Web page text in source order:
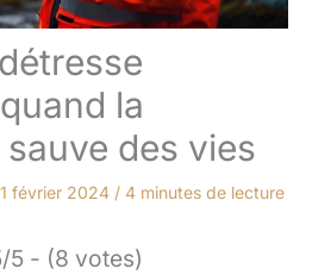
la
des vies
1 février 2024 / 4 minutes de lecture
5 - (8 votes)